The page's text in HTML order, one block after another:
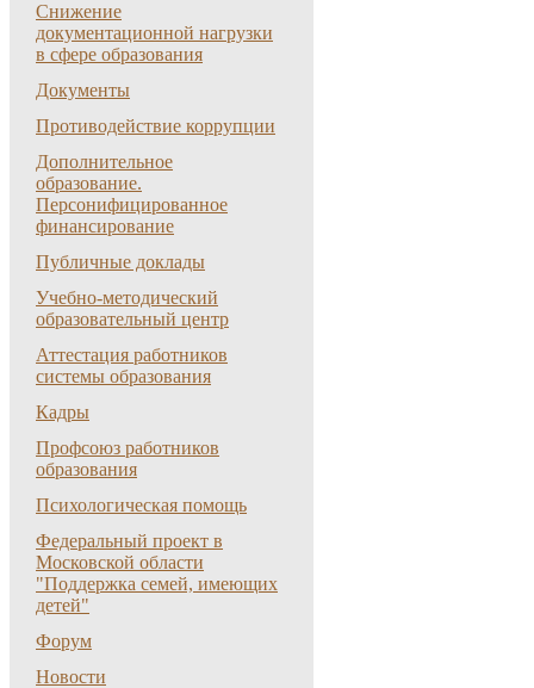
Снижение
документационной нагрузки
в сфере образования
Документы
Противодействие коррупции
Дополнительное
образование.
Персонифицированное
финансирование
Публичные доклады
Учебно-методический
образовательный центр
Аттестация работников
системы образования
Кадры
Профсоюз работников
образования
Психологическая помощь
Федеральный проект в
Московской области
"Поддержка семей, имеющих
детей"
Форум
Новости